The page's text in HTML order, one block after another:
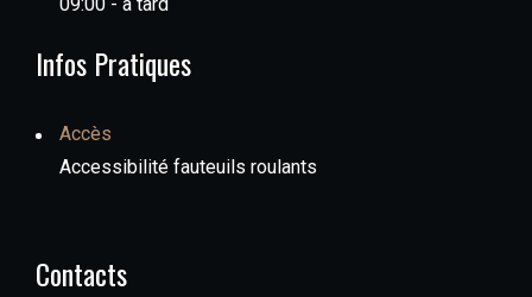
09:00 - à tard
Infos Pratiques
Accès
Accessibilité fauteuils roulants
Contacts